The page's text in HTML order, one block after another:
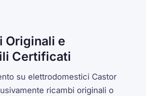
Originali e
Certificati
su elettrodomestici Castor
ricambi originali o